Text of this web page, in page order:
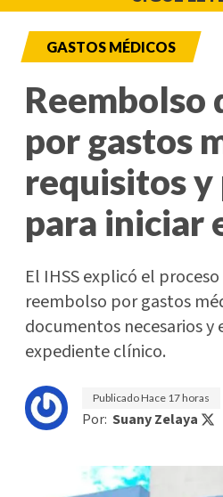
GASTOS MÉDICOS
Reembolso
por gastos
requisitos y
para iniciar
El IHSS explicó el
reembolso por gastos
documentos necesarios
expediente clínico.
PublicadoHace 17 horas
Por: Suany Zelaya